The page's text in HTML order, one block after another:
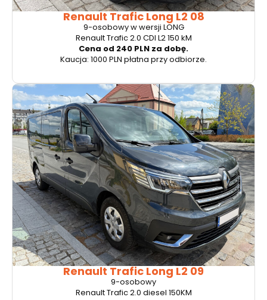
Renault Trafic Long L2 08
9-osobowy w wersji LONG
Renault Trafic 2.0 CDI L2 150 kM
Cena od 240 PLN za dobę.
Kaucja: 1000 PLN płatna przy odbiorze.
Renault Trafic Long L2 09
9-osobowy
Renault Trafic 2.0 diesel 150KM